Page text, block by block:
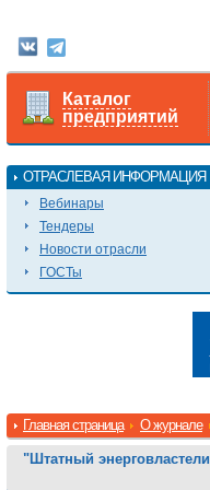
Каталог
предприятий
ОТРАСЛЕВАЯ ИНФОРМАЦИЯ
Вебинары
Тендеры
Новости отрасли
ГОСТы
Главная страница О журнале
"Штатный